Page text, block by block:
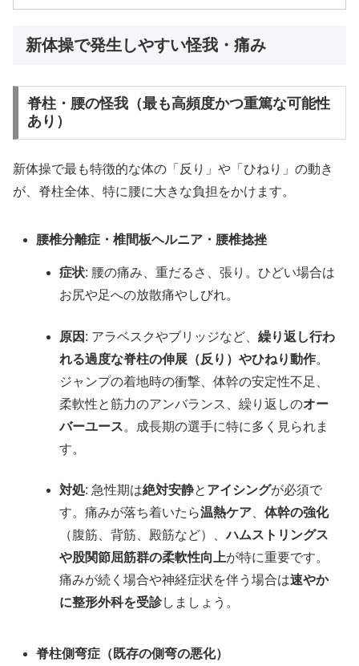
新体操で発生しやすい怪我・痛み
脊柱・腰の怪我（最も高頻度かつ重篤な可能性
あり）
新体操で最も特徴的な体の「反り」や「ひねり」の動き
が、脊柱全体、特に腰に大きな負担をかけます。
腰椎分離症・椎間板ヘルニア・腰椎捻挫
症状: 腰の痛み、重だるさ、張り。ひどい場合は
お尻や足への放散痛やしびれ。
原因 : アラベスクやブリッジなど、繰り返し行わ
れる過度な脊柱の伸展（反り）やひねり動作。
ジャンプの着地時の衝撃、体幹の安定性不足、
柔軟性と筋力のアンバランス、繰り返しのオー
バーユース。成長期の選手に特に多く見られま
す。
対処: 急性期は絶対安静と アイシングが必須で
す。痛みが落ち着いたら温熱ケア 、体幹の強化
（腹筋、背筋、殿筋など）、ハムストリングス
や股関節屈筋群の柔軟性向上が特に重要です。
痛みが続く場合や神経症状を伴う場合は速やか
に整形外科を受診しましょう。
脊柱側弯症（既存の側弯の悪化）